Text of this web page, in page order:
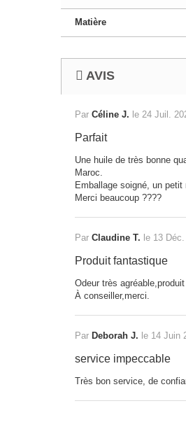
Matière
AVIS
Par Céline J. le 24 Juil.
Parfait
Une huile de très bonne
Maroc.
Emballage soigné, un
Merci beaucoup ????
Par Claudine T. le 13
Produit fantastique
Odeur très
À conseiller,merci.
Par Deborah J. le 14 Juin
service impeccable
Très bon service, de